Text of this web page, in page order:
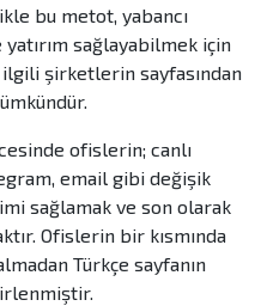
bu metot, yabancı
sağlayabilmek için
ilgili şirketlerin sayfasından
ofislerin; canlı
email gibi değişik
sağlamak ve son olarak
Ofislerin bir kısmında
Türkçe sayfanın